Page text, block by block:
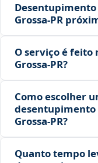
Desentupimento
Grossa‑PR
O serviço é feito
Grossa‑PR?
Como escolher
desentupimento
Grossa‑PR?
Quanto tempo